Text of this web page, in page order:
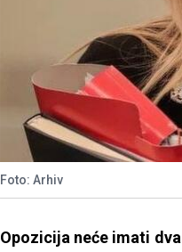
Foto: Arhiv
Opozicija neće imati